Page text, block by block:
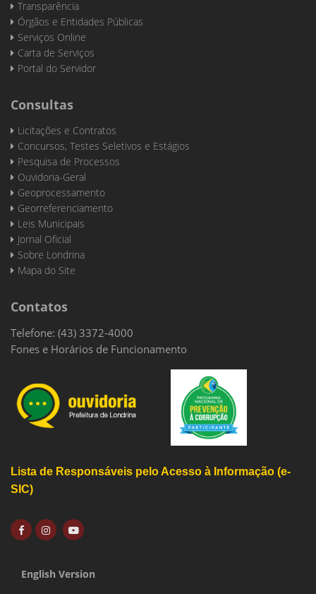
Transparência
Órgãos e Entidades Públicas
Serviços Online
Carta de Serviços
Portal do Servidor
Consultas
Licitações e Contratos
Concursos, Testes Seletivos e Estágios
Pesquisa de Processos
Ouvidoria-Geral
Geoprocessamento
Georreferenciamento
Leis Municipais
Jornal Oficial
Sobre Londrina
Mapa do Site
Contatos
Telefone: (43) 3372-4000
Fones e Horários de Funcionamento
Lista de Responsáveis pelo Acesso à Informação (e-
SIC)
English Version